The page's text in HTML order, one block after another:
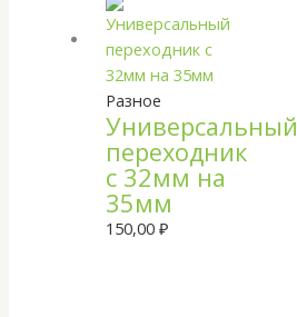
Разное
Универсальный
переходник
с 32мм на
35мм
150,00₽